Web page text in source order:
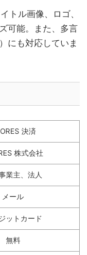
トル画像、ロゴ、
可能。また、多言
にも対応していま
決済
株式会社
業主、法人
メール
ットカード
無料